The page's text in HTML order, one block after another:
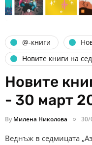
@-книги
Новите книги на
Новите
- 30 март
By Милена Николова 30/
Веднъж в седмицата